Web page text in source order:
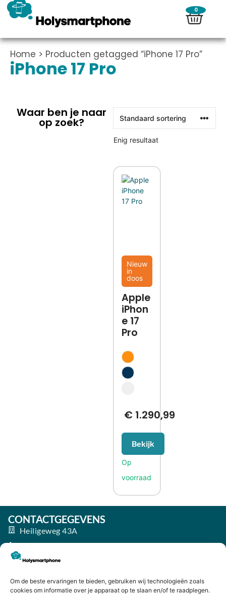
Om de beste ervaringen te bieden, gebruiken wij technologieën zoals
cookies om informatie over je apparaat op te slaan en/of te raadplegen.
0
Home > Producten getagged “iPhone 17 Pro”
iPhone 17 Pro
Waar ben je naar
op zoek?
Enig resultaat
Nieuw
in
doos
Apple
iPhon
e 17
Pro
€1.290,99
Bekijk
CONTACTGEGEVENS
Heiligeweg 43A
1561 DE, Krommenie
075 641 5169
Maandag:
11:00 - 18:00